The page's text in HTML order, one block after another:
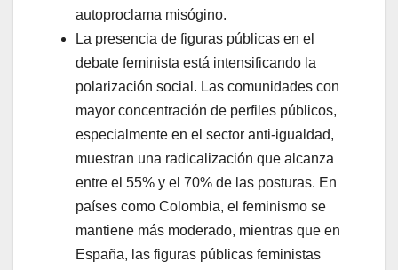
autoproclama misógino.
La presencia de figuras públicas en el
debate feminista está intensificando la
polarización social. Las comunidades con
mayor concentración de perfiles públicos,
especialmente en el sector anti-igualdad,
muestran una radicalización que alcanza
entre el 55% y el 70% de las posturas. En
países como Colombia, el feminismo se
mantiene más moderado, mientras que en
España, las figuras públicas feministas